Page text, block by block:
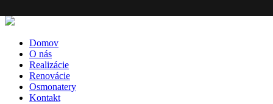
Domov
O nás
Realizácie
Renovácie
Osmonatery
Kontakt